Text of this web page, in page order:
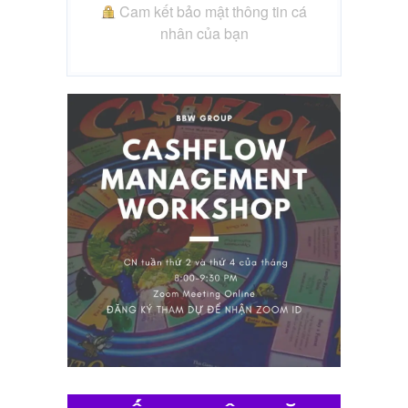
Cam kết bảo mật thông tin cá
nhân của bạn